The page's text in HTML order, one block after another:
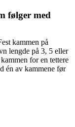
følger med
kammen på
lengde på 3, 5 eller
for en tettere
én av kammene før